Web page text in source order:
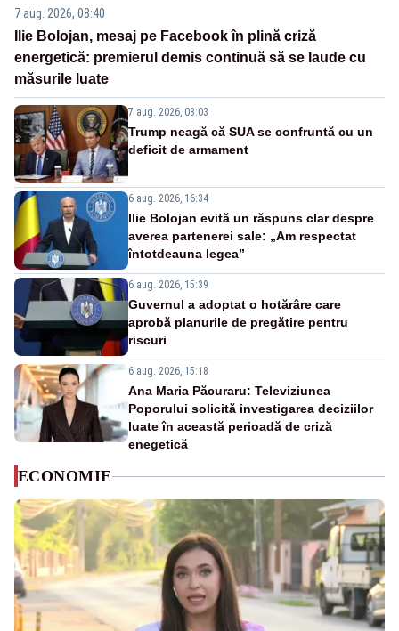
7 aug. 2026, 08:40
Ilie Bolojan, mesaj pe Facebook în plină criză
energetică: premierul demis continuă să se laude cu
măsurile luate
7 aug. 2026, 08:03
Trump neagă că SUA se confruntă cu un
deficit de armament
6 aug. 2026, 16:34
Ilie Bolojan evită un răspuns clar despre
averea partenerei sale: „Am respectat
întotdeauna legea”
6 aug. 2026, 15:39
Guvernul a adoptat o hotărâre care
aprobă planurile de pregătire pentru
riscuri
6 aug. 2026, 15:18
Ana Maria Păcuraru: Televiziunea
Poporului solicită investigarea deciziilor
luate în această perioadă de criză
enegetică
ECONOMIE